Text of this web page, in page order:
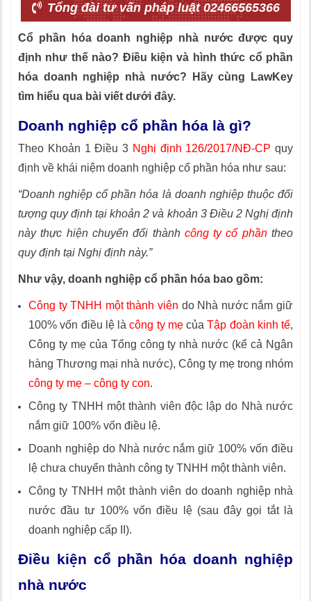
Tổng đài tư vấn pháp luật 02466565366
Cổ phần hóa doanh nghiệp nhà nước được quy
định như thế nào? Điều kiện và hình thức cổ phần
hóa doanh nghiệp nhà nước? Hãy cùng LawKey
tìm hiểu qua bài viết dưới đây.
Doanh nghiệp cổ phần hóa là gì?
Theo Khoản 1 Điều 3 Nghị định 126/2017/NĐ-CP quy
định về khái niệm doanh nghiệp cổ phần hóa như sau:
“Doanh nghiệp cổ phần hóa là doanh nghiệp thuộc đối
tượng quy định tại khoản 2 và khoản 3 Điều 2 Nghị định
này thực hiện chuyển đổi thành công ty cổ phầntheo
quy định tại Nghị định này.”
Như vậy, doanh nghiệp cổ phần hóa bao gồm:
Công ty TNHH một thành viên do Nhà nước nắm giữ
100% vốn điều lệ làcông ty mẹcủaTập đoàn kinh tế,
Công ty mẹ của Tổng công ty nhà nước (kể cả Ngân
hàng Thương mại nhà nước), Công ty mẹ trong nhóm
công ty mẹ – công ty con.
Công ty TNHH một thành viên độc lập do Nhà nước
nắm giữ 100% vốn điều lệ.
Doanh nghiệp do Nhà nước nắm giữ 100% vốn điều
lệ chưa chuyển thành công ty TNHH một thành viên.
Công ty TNHH một thành viên do doanh nghiệp nhà
nước đầu tư 100% vốn điều lệ (sau đây gọi tắt là
doanh nghiệp cấp II).
Điều kiện cổ phần hóa doanh nghiệp
nhà nước